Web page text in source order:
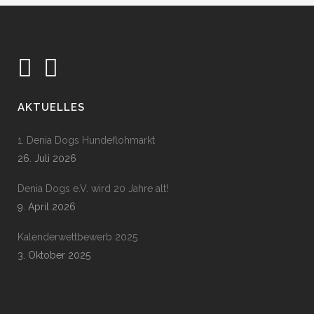
AKTUELLES
1. Denia Dogs Hundeflohmarkt
26. Juli 2026
Denia Dogs e.V. wird 20 Jahre alt!
9. April 2026
Kalenderwettbewerb 2025
3. Oktober 2025